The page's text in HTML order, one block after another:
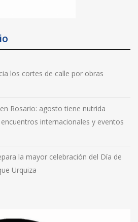
los cortes de calle por obras
Rosario: agosto tiene nutrida
internacionales y eventos
la mayor celebración del Día de
Urquiza